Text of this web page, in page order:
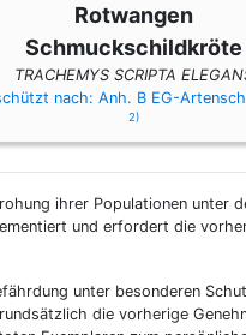
Rotwangen
Schmuckschildkröte
TRACHEMYS SCRIPTA
nach: Anh. B EG-
2)
ihrer Populationen unter
und erfordert die
unter besonderen
die vorherige